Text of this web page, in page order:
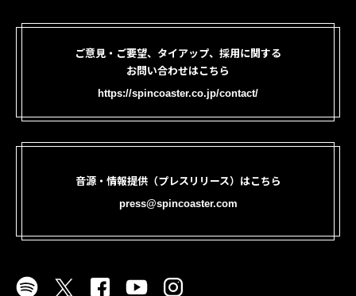
ご意見・ご要望、タイアップ、採用に関する
お問い合わせはこちら
https://spincoaster.co.jp/contact/
音源・情報提供（プレスリリース）はこちら
press@spincoaster.com